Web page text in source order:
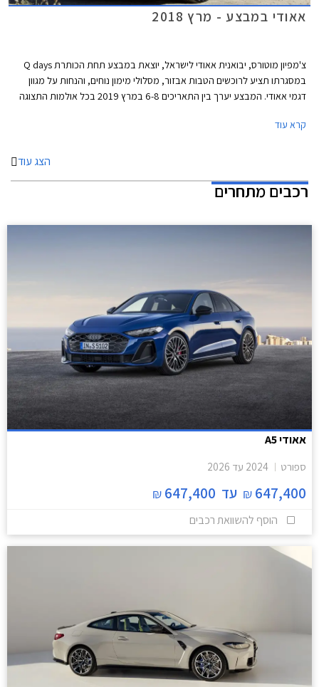
אאודי במבצע - מרץ 2018
צ'מפיון מוטורס, יבואנית אאודי לישראל, יוצאת במבצע תחת הכותרת Q days
במסגרתו תציע לרוכשים הטבות אבזור, מסלולי מימון נוחים, והנחות על מגוון
דגמי אאודי. המבצע יערך בין התאריכים 6-8 במרץ 2019 בכל אולמות התצוגה
קרא עוד
הצג עוד
רכבים מתחרים
אאודי A5
ספורט 2024 עד 2026
647,400
₪ עד 647,400
₪
הוסף להשוואת רכבים